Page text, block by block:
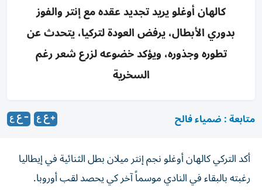
كالهان أوغلو يريد تجديد عقده مع إنتر والفوز
بدوري الأبطال، يرفض العودة لتركيا، يتحدث عن
تطوره وجذوره، ويؤكد خضوعه لزرع شعر رغم
السخرية
متابعة : ضمياء فالح
أكد التركي كالهان أوغلو نجم إنتر ميلان بطل الثنائية في إيطاليا
رغبته بالبقاء في النادي موسماً آخر كي يحصد لقب أوروبا.